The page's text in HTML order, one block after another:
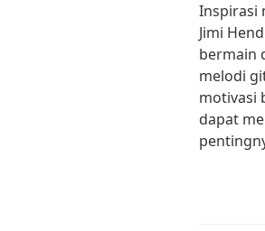
Inspirasi
Jimi
bermain
melodi
motivasi
dapat